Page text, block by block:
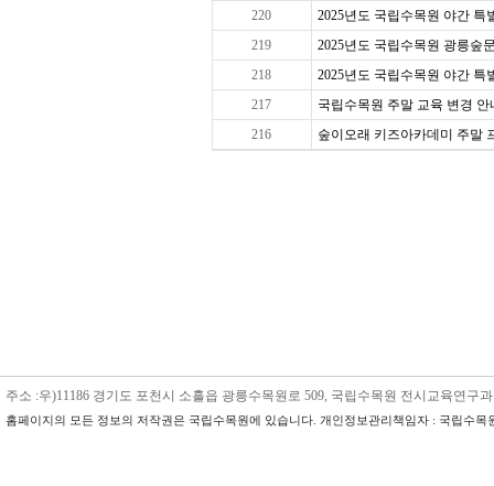
220
2025년도 국립수목원 야간 특
219
2025년도 국립수목원 광릉숲
218
2025년도 국립수목원 야간 특
217
국립수목원 주말 교육 변경
216
숲이오래 키즈아카데미 주말
주소 :우)11186 경기도 포천시 소흘읍 광릉수목원로 509, 국립수목원 전시교육연구
홈페이지의 모든 정보의 저작권은 국립수목원에 있습니다. 개인정보관리책임자 : 국립수목